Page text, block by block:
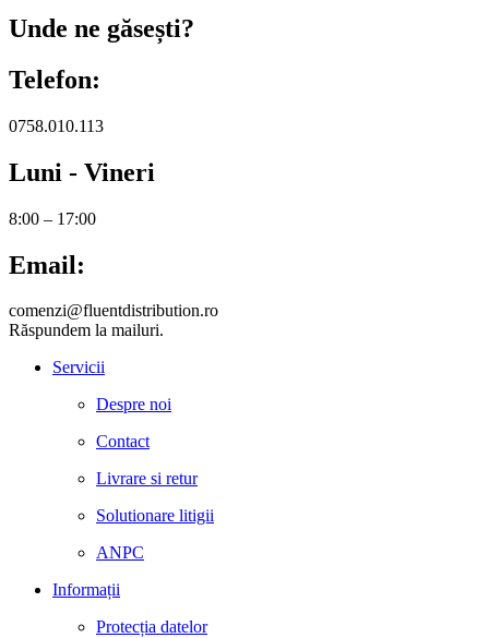
Unde ne găsești?
Telefon:
0758.010.113
Luni - Vineri
8:00 – 17:00
Email:
comenzi@fluentdistribution.ro
Răspundem la mailuri.
Servicii
Despre noi
Contact
Livrare si retur
Solutionare litigii
ANPC
Informații
Protecția datelor